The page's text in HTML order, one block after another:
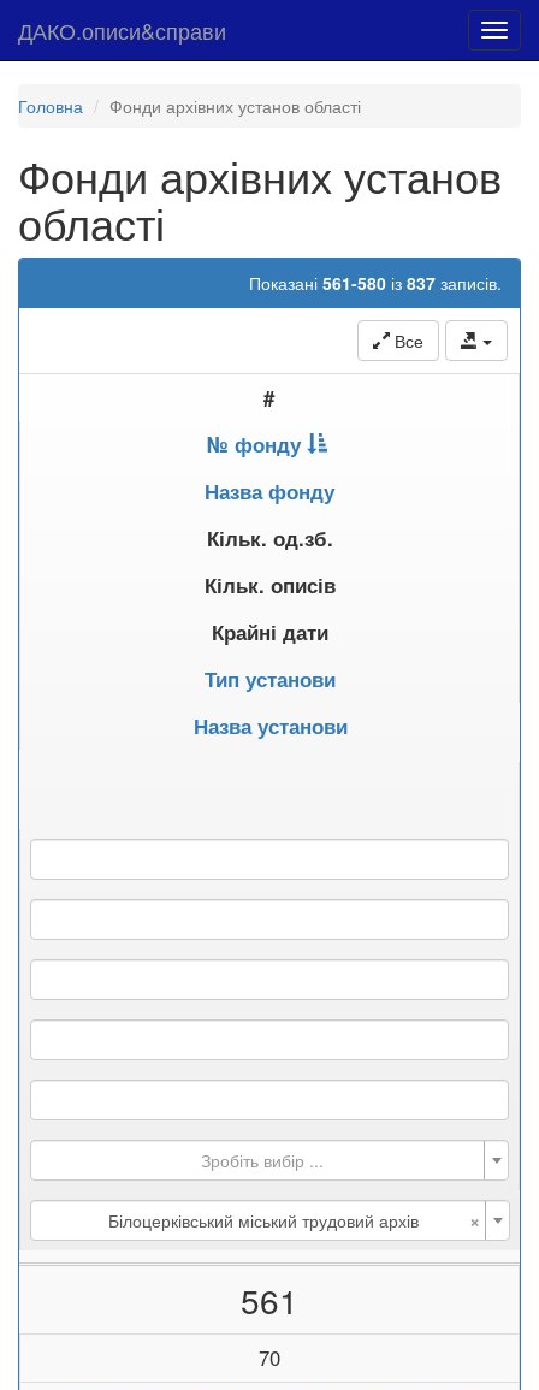
ДАКО.описи&справи
Головна Фонди архівних установ області
Фонди архівних установ
області
Показані 561-580 із 837 записів.
Все
#
№ фонду
Назва фонду
Кільк. од.зб.
Кільк. описів
Крайні дати
Тип установи
Назва установи
Зробіть вибір ...
×
Білоцерківський міський трудовий архів
561
70